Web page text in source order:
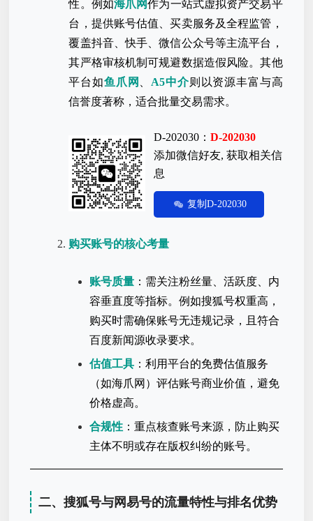
性。例如海爪网作为一站式虚拟资产交易平
台，提供账号估值、买卖服务及全程监管，
覆盖抖音、快手、微信公众号等主流平台，
其严格审核机制可规避数据造假风险。其他
平台如鱼爪网 、A5中介则以资源丰富与高
信誉度著称，适合批量交易需求。
D-202030：D-202030
添加微信好友, 获取相关信
息
复制D-202030
购买账号的核心考量
账号质量 ：需关注粉丝量、活跃度、内
容垂直度等指标。例如搜狐号权重高，
购买时需确保账号无违规记录，且符合
百度新闻源收录要求。
估值工具 ：利用平台的免费估值服务
（如海爪网）评估账号商业价值，避免
价格虚高。
合规性 ：重点核查账号来源，防止购买
主体不明或存在版权纠纷的账号。
二、搜狐号与网易号的流量特性与排名优势